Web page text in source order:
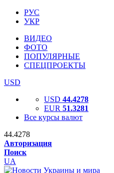
РУС
УКР
ВИДЕО
ФОТО
ПОПУЛЯРНЫЕ
СПЕЦПРОЕКТЫ
USD
USD 44.4278
EUR 51.3281
Все курсы валют
44.4278
Авторизация
Поиск
UA